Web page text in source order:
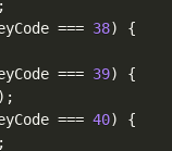
;
=== 38)
{
=== 39)
{
) ;
=== 40)
{
;